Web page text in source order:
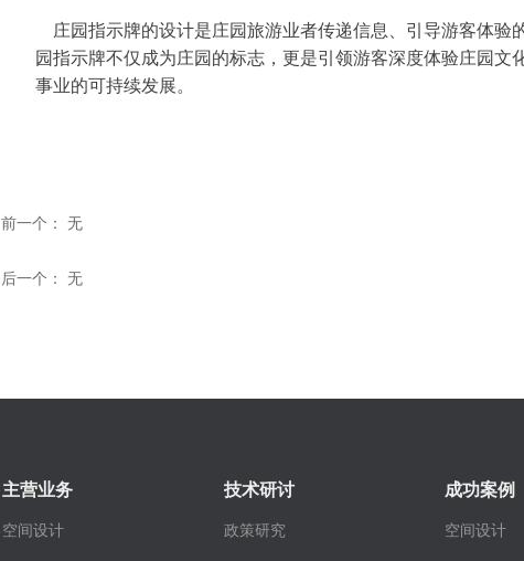
庄园指示牌的设计是庄园旅游业者传递信息、引导游客体验
园指示牌不仅成为庄园的标志，更是引领游客深度体验庄园
事业的可持续发展。
前一个： 无
后一个： 无
主营业务
空间设计
技术研讨
政策研究
成功案例
空间设计